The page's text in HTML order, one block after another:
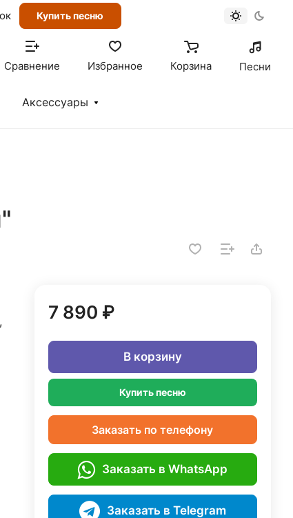
Купить песню
Сравнение Избранное Корзина Песни
Аксессуары
7 890 ₽
В корзину
Купить песню
Заказать по телефону
Заказать в WhatsApp
Заказать в Telegram